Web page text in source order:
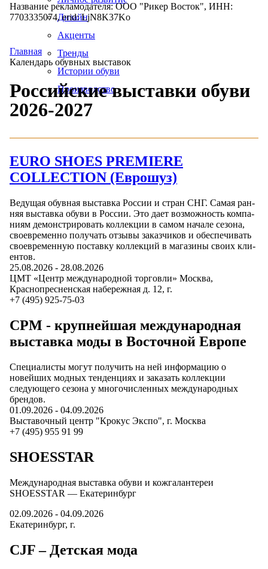
Дизайн
Акценты
Тренды
Истории обуви
Производство
Название рекламодателя: ООО "Рикер Восток", ИНН:
7703335074, erid: LjN8K37Ko
Главная
Календарь обувных выставок
Российские выставки обуви
2026-2027
EURO SHOES PREMIERE
COLLECTION (Еврошуз)
Ведущая обувная выставка России и стран СНГ. Са­мая ран­
няя выс­тавка обу­ви в Рос­сии. Это да­ет воз­можность ком­па­
ни­ям де­монс­три­ровать кол­лекции в са­мом на­чале се­зона,
сво­ев­ре­мен­но получать от­зы­вы за­каз­чи­ков и обес­пе­чивать
сво­ев­ре­мен­ную пос­тавку кол­лекций в ма­гази­ны сво­их кли­
ен­тов.
25.08.2026 - 28.08.2026
ЦМТ «Центр международной торговли» Москва,
Краснопресненская набережная д. 12, г.
+7 (495) 925-75-03
CPM - крупнейшая международная
выставка моды в Восточной Европе
Специалисты могут получить на ней информацию о
новейших модных тенденциях и заказать коллекции
следующего сезона у многочисленных международных
брендов.
01.09.2026 - 04.09.2026
Выставочный центр "Крокус Экспо", г. Москва
+7 (495) 955 91 99
SHOESSTAR
Международная выставка обуви и кожгалантереи
SHOESSTAR — Екатеринбург
02.09.2026 - 04.09.2026
Екатеринбург, г.
CJF – Детская мода